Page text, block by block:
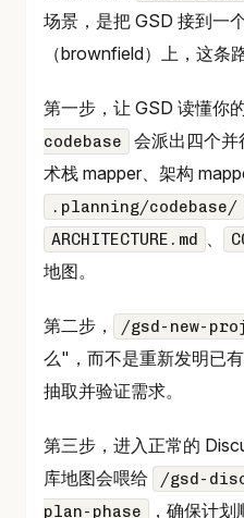
场景，是把 GSD 接到一
（brownfield）上，这条
第一步，让 GSD 读懂你
codebase
会派出四个
术栈 mapper、架构
.planning/codebase/
ARCHITECTURE.md
地图。
第二步， /gsd-new-
么"，而不是重新发明已
抽取并验证需求。
第三步，进入正常的
库地图会喂给
/gsd-
plan-phase
，确保计